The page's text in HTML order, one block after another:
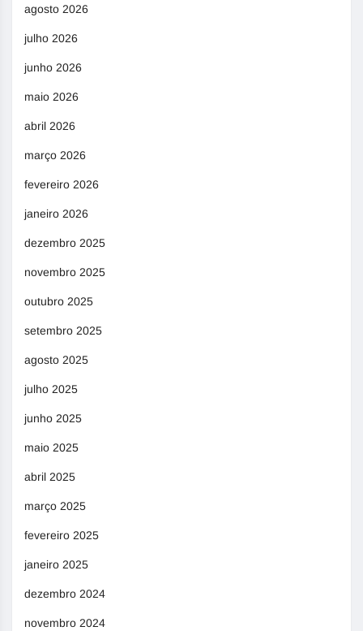
agosto 2026
julho 2026
junho 2026
maio 2026
abril 2026
março 2026
fevereiro 2026
janeiro 2026
dezembro 2025
novembro 2025
outubro 2025
setembro 2025
agosto 2025
julho 2025
junho 2025
maio 2025
abril 2025
março 2025
fevereiro 2025
janeiro 2025
dezembro 2024
novembro 2024